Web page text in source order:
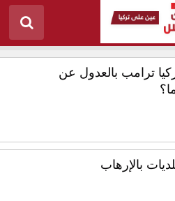
ترامب بالعدول عن
بالإرهاب